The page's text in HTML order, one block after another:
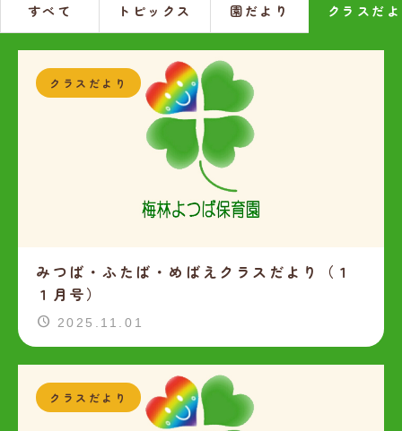
すべて トピックス 園だより クラスだ
クラスだより
みつば・ふたば・めばえクラスだより（１
１月号）
2025.11.01
クラスだより